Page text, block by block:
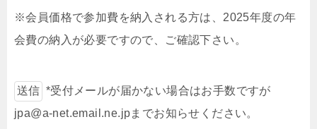
※会員価格で参加費を納入される方は、2025年度の年
会費の納入が必要ですので、ご確認下さい。
*受付メールが届かない場合はお手数ですが
jpa@a-net.email.ne.jpまでお知らせください。